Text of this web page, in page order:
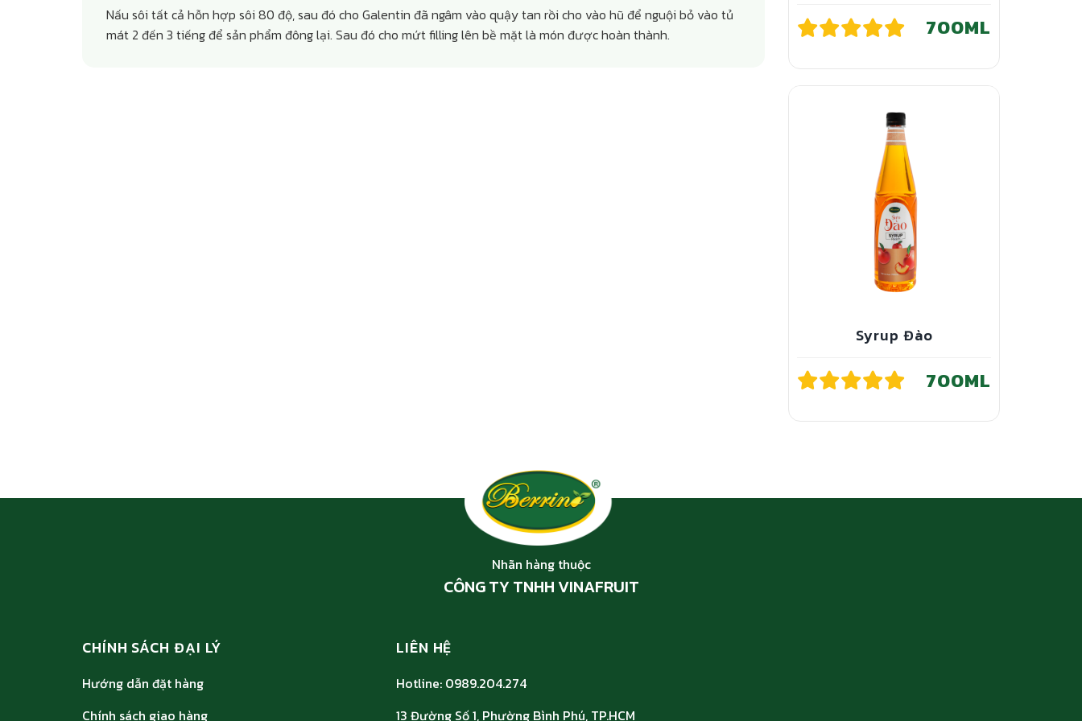
Nấu sôi tất cả hỗn hợp sôi 80 độ, sau đó cho Galentin đã ngâm vào quậy tan rồi cho vào hũ để nguội bỏ vào tủ
mát 2 đến 3 tiếng để sản phẩm đông lại. Sau đó cho mứt filling lên bề mặt là món được hoàn thành.
700ML
Syrup Đào
700ML
Nhãn hàng thuộc
CÔNG TY TNHH VINAFRUIT
CHÍNH SÁCH ĐẠI LÝ
Hướng dẫn đặt hàng
Chính sách giao hàng
LIÊN HỆ
Hotline: 0989.204.274
13 Đường Số 1, Phường Bình Phú, TP.HCM